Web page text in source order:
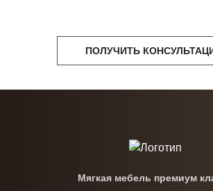
ПОЛУЧИТЬ
Мягкая мебель премиум